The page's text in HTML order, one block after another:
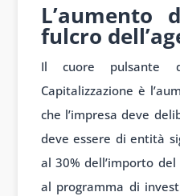
L’aumento
fulcro
Il cuore pulsante
Capitalizzazione è
che l’impresa deve
deve essere di entità
al 30% dell’importo
al programma di